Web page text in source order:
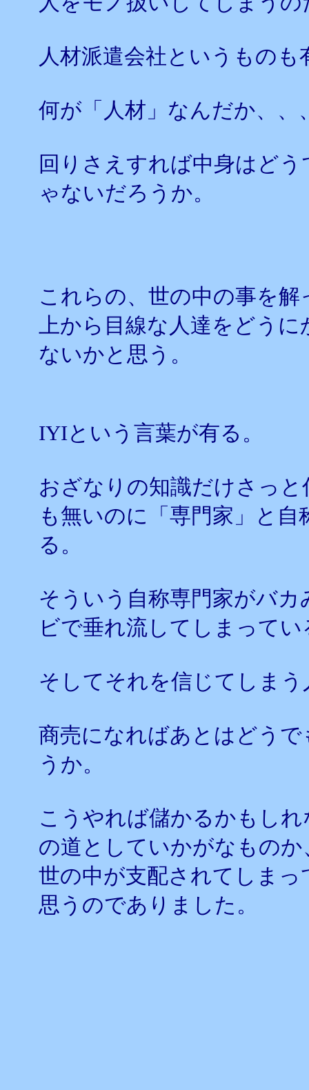
人材派遣会社というものも
何が「人材」なんだか、、
回りさえすれば中身はど
ゃないだろうか。
これらの、世の中の事を
上から目線な人達をどう
ないかと思う。
IYIという言葉が有る。
おざなりの知識だけさっ
も無いのに「専門家」と
る。
そういう自称専門家がバ
ビで垂れ流してしまってい
そしてそれを信じてしまう
商売になればあとはどう
うか。
こうやれば儲かるかもし
の道としていかがなもの
世の中が支配されてしま
思うのでありました。